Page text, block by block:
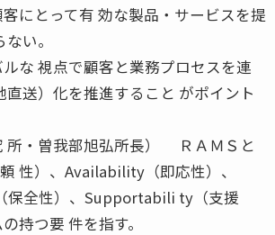
にとって有 効な製品・サービスを提
い。
な 視点で顧客と業務プロセスを連
送）化を推進すること がポイント
所・曽我部旭弘所長） ＲＡＭＳと
性）、Availability（即応性）、
全性）、Supportabili ty（支援
持つ要 件を指す。